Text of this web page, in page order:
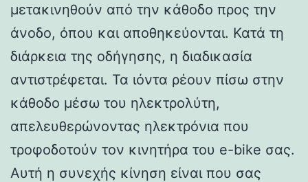
μετακινηθούν από την κάθοδο προς την
άνοδο, όπου και αποθηκεύονται. Κατά τη
διάρκεια της οδήγησης, η διαδικασία
αντιστρέφεται. Τα ιόντα ρέουν πίσω στην
κάθοδο μέσω του ηλεκτρολύτη,
απελευθερώνοντας ηλεκτρόνια που
τροφοδοτούν τον κινητήρα του e-bike σας.
Αυτή η συνεχής κίνηση είναι που σας